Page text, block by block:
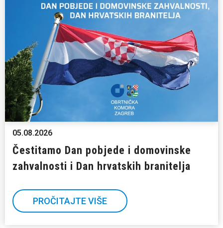
05.08.2026
Čestitamo Dan pobjede i domovinske
zahvalnosti i Dan hrvatskih branitelja
PROČITAJTE VIŠE